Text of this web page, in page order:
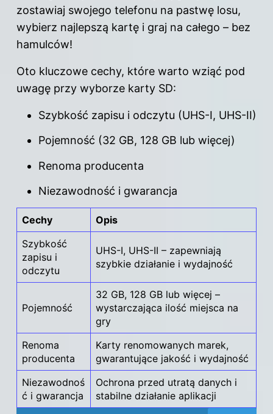
zostawiaj swojego telefonu na pastwę losu,
wybierz najlepszą kartę i graj na całego – bez
hamulców!
Oto kluczowe cechy, które warto wziąć pod
uwagę przy wyborze karty SD:
Szybkość zapisu i odczytu (UHS-I, UHS-II)
Pojemność (32 GB, 128 GB lub więcej)
Renoma producenta
Niezawodność i gwarancja
Cechy
Opis
Szybkość
zapisu i
odczytu
UHS-I, UHS-II – zapewniają
szybkie działanie i wydajność
Pojemność
32 GB, 128 GB lub więcej –
wystarczająca ilość miejsca na
gry
Renoma
producenta
Karty renomowanych marek,
gwarantujące jakość i wydajność
Niezawodnoś
ć i gwarancja
Ochrona przed utratą danych i
stabilne działanie aplikacji